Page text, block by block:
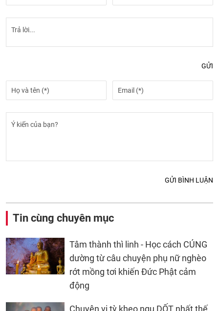
GỬI
GỬI BÌNH LUẬN
Tin cùng chuyên mục
Tâm thành thì linh - Học cách CÚNG
dường từ câu chuyện phụ nữ nghèo
rớt mồng tơi khiến Đức Phật cảm
động
Chuyện vị tỳ kheo ngu DỐT nhất thế